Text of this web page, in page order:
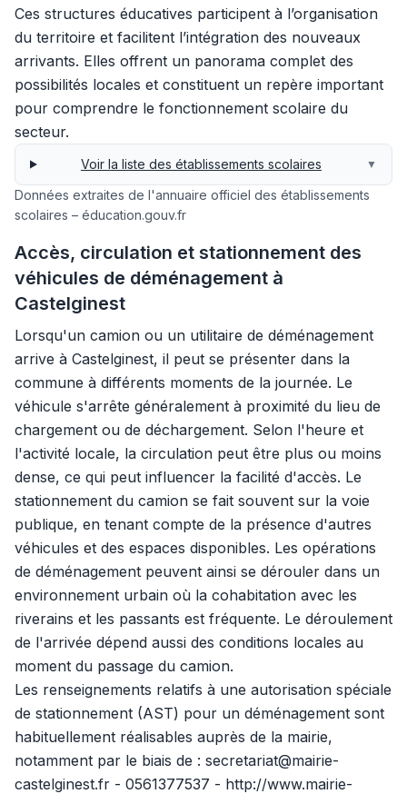
Ces structures éducatives participent à l’organisation
du territoire et facilitent l’intégration des nouveaux
arrivants. Elles offrent un panorama complet des
possibilités locales et constituent un repère important
pour comprendre le fonctionnement scolaire du
secteur.
Voir la liste des établissements scolaires ▼
Données extraites de l'annuaire officiel des établissements
scolaires – éducation.gouv.fr
Accès, circulation et stationnement des
véhicules de déménagement à
Castelginest
Lorsqu'un camion ou un utilitaire de déménagement
arrive à Castelginest, il peut se présenter dans la
commune à différents moments de la journée. Le
véhicule s'arrête généralement à proximité du lieu de
chargement ou de déchargement. Selon l'heure et
l'activité locale, la circulation peut être plus ou moins
dense, ce qui peut influencer la facilité d'accès. Le
stationnement du camion se fait souvent sur la voie
publique, en tenant compte de la présence d'autres
véhicules et des espaces disponibles. Les opérations
de déménagement peuvent ainsi se dérouler dans un
environnement urbain où la cohabitation avec les
riverains et les passants est fréquente. Le déroulement
de l'arrivée dépend aussi des conditions locales au
moment du passage du camion.
Les renseignements relatifs à une autorisation spéciale
de stationnement (AST) pour un déménagement sont
habituellement réalisables auprès de la mairie,
notamment par le biais de : secretariat@mairie-
castelginest.fr - 0561377537 - http://www.mairie-